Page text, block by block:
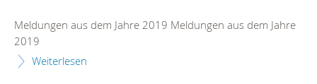
Meldungen aus dem Jahre 2019 Meldungen aus dem Jahre
2019
Weiterlesen